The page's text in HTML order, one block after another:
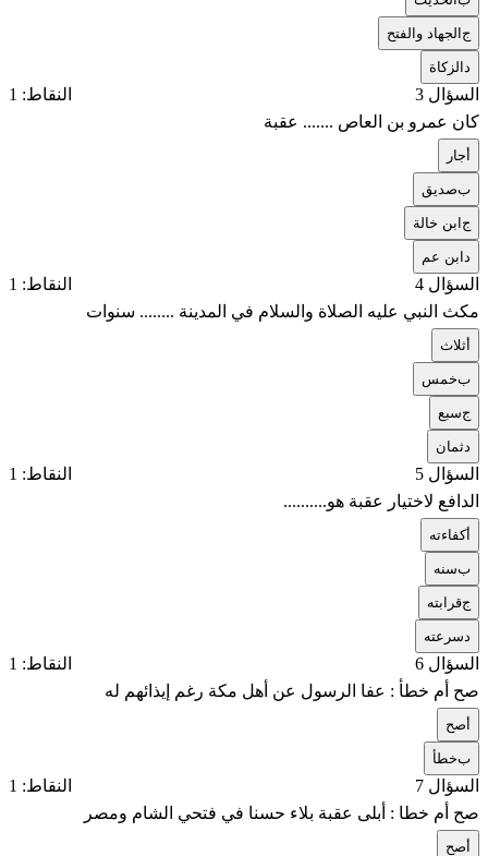
جالجهاد والفتح
الزكاة
السؤال 3
النقاط: 1
كان عمرو بن العاص ....... عقبة
جار
بصديق
جابن خالة
ابن عم
السؤال 4
النقاط: 1
مكث النبي عليه الصلاة والسلام في المدينة ........ سنوات
ثلاث
بخمس
جسبع
ثمان
السؤال 5
النقاط: 1
الدافع لاختيار عقبة هو..........
كفاءته
بسنه
جقرابته
سرعته
السؤال 6
النقاط: 1
صح أم خطأ : عفا الرسول عن أهل مكة رغم إيذائهم له
صح
بخطأ
السؤال 7
النقاط: 1
صح أم خطا : أبلى عقبة بلاء حسنا في فتحي الشام ومصر
صح